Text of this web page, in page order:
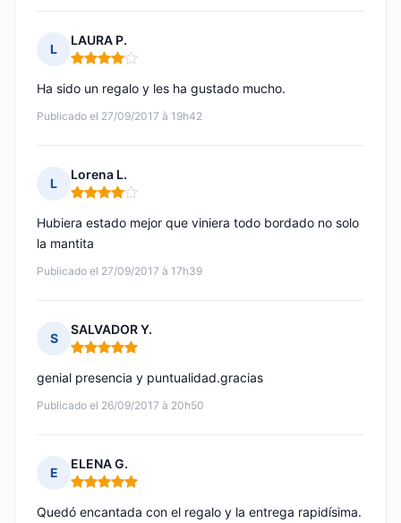
L
LAURA P.
Nota: 4 de 5
Publicado el 27/09/2017 à 19h42
Ha sido un regalo y les ha gustado mucho.
L
Lorena L.
Nota: 4 de 5
Publicado el 27/09/2017 à 17h39
Hubiera estado mejor que viniera todo bordado no solo
la mantita
S
SALVADOR Y.
Nota: 5 de 5
Publicado el 26/09/2017 à 20h50
genial presencia y puntualidad.gracias
E
ELENA G.
Nota: 5 de 5
Quedó encantada con el regalo y la entrega rapidísima.